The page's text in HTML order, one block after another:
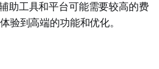
助工具和平台可能需要较高的费
验到高端的功能和优化。